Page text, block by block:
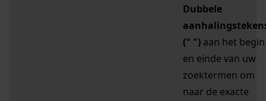
Dubbele
(" ") aan het begin
en einde van uw
zoektermen om
naar de exacte